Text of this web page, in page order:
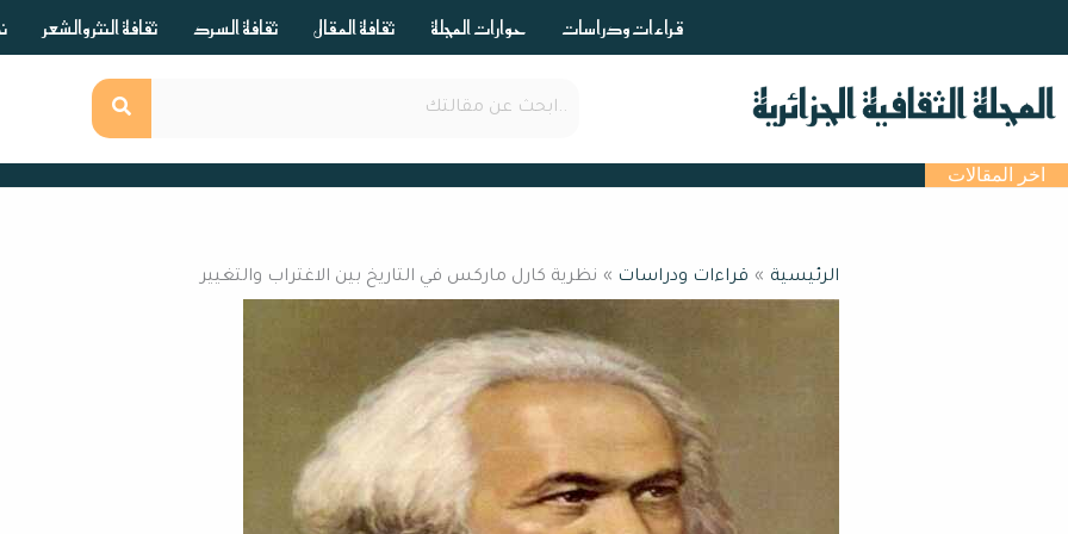
المحتوى
قراءات ودراسات حوارات المجلة ثقافة المقال ثقافة السرد ثقافة النثر والشعر
اخر المقالات
الرئيسية قراءات ودراسات نظرية كارل ماركس في التاريخ بين الاغتراب والتغيير